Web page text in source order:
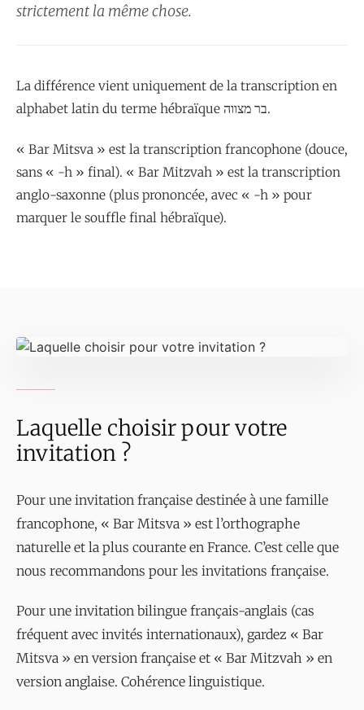
strictement la même chose.
La différence vient uniquement de la transcription en
alphabet latin du terme hébraïque בר מצווה.
« Bar Mitsva » est la transcription francophone (douce,
sans « -h » final). « Bar Mitzvah » est la transcription
anglo-saxonne (plus prononcée, avec « -h » pour
marquer le souffle final hébraïque).
Laquelle choisir pour votre
invitation ?
Pour une invitation française destinée à une famille
francophone, « Bar Mitsva » est l’orthographe
naturelle et la plus courante en France. C’est celle que
nous recommandons pour les invitations française.
Pour une invitation bilingue français-anglais (cas
fréquent avec invités internationaux), gardez « Bar
Mitsva » en version française et « Bar Mitzvah » en
version anglaise. Cohérence linguistique.